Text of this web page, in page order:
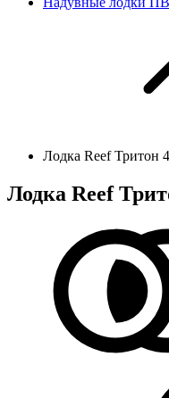
Лодка Reef Тритон
Лодка Reef